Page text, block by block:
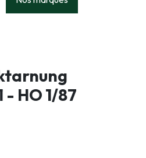
HO 1/87